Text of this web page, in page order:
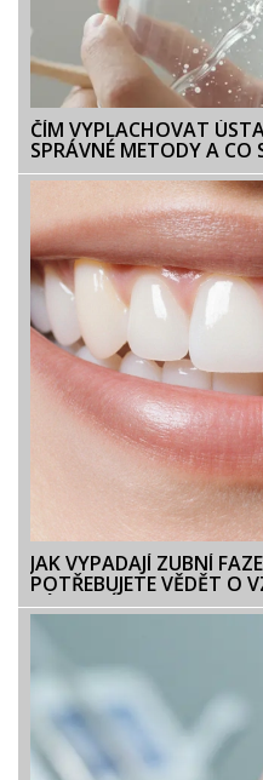
ČÍM VYPLACHOVAT
SPRÁVNÉ METODY A CO
JAK VYPADAJÍ ZUBNÍ
POTŘEBUJETE VĚDĚT O
VÝSLEDCÍCH